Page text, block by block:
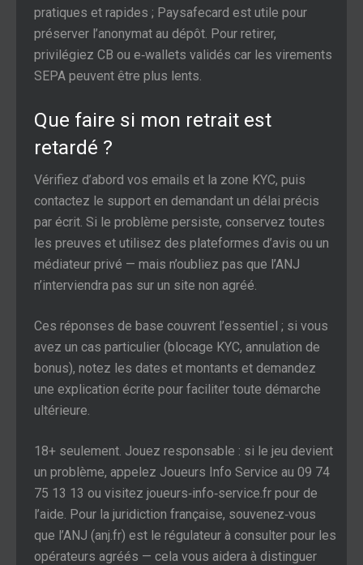
pratiques et rapides ; Paysafecard est utile pour
préserver l’anonymat au dépôt. Pour retirer,
privilégiez CB ou e‑wallets validés car les virements
SEPA peuvent être plus lents.
Que faire si mon retrait est
retardé ?
Vérifiez d’abord vos emails et la zone KYC, puis
contactez le support en demandant un délai précis
par écrit. Si le problème persiste, conservez toutes
les preuves et utilisez des plateformes d’avis ou un
médiateur privé — mais n’oubliez pas que l’ANJ
n’interviendra pas sur un site non agréé.
Ces réponses de base couvrent l’essentiel ; si vous
avez un cas particulier (blocage KYC, annulation de
bonus), notez les dates et montants et demandez
une explication écrite pour faciliter toute démarche
ultérieure.
18+ seulement. Jouez responsable : si le jeu devient
un problème, appelez Joueurs Info Service au 09 74
75 13 13 ou visitez joueurs‑info‑service.fr pour de
l’aide. Pour la juridiction française, souvenez‑vous
que l’ANJ (anj.fr) est le régulateur à consulter pour les
opérateurs agréés — cela vous aidera à distinguer